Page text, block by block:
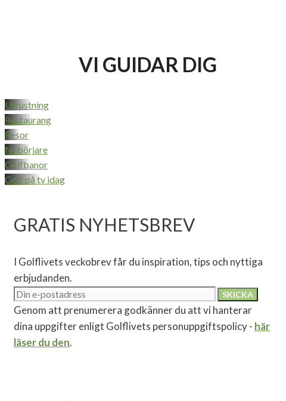
VI GUIDAR DIG
Utrustning
Restaurang
Resor
Nybörjare
Golfbanor
Golf på tv idag
GRATIS NYHETSBREV
I Golflivets veckobrev får du inspiration, tips och nyttiga
erbjudanden.
Genom att prenumerera godkänner du att vi hanterar
dina uppgifter enligt Golflivets personuppgiftspolicy - här
läser du den.